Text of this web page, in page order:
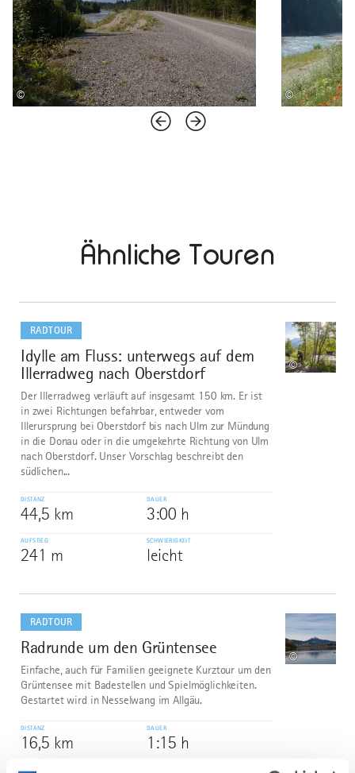
© ©
Ähnliche Touren
RADTOUR
1
Idylle am Fluss: unterwegs auf dem
Illerradweg nach Oberstdorf
©
Der Illerradweg verläuft auf insgesamt 150 km. Er ist
in zwei Richtungen befahrbar, entweder vom
Illerursprung bei Oberstdorf bis nach Ulm zur Mündung
in die Donau oder in die umgekehrte Richtung von Ulm
nach Oberstdorf. Unser Vorschlag beschreibt den
südlichen...
DISTANZ
44,5 km
DAUER
3:00 h
AUFSTIEG
241 m
SCHWIERIGKEIT
leicht
dazu
RADTOUR
2
Radrunde um den Grüntensee
©
Einfache, auch für Familien geeignete Kurztour um den
Grüntensee mit Badestellen und Spielmöglichkeiten.
Gestartet wird in Nesselwang im Allgäu.
DISTANZ
16,5 km
DAUER
1:15 h
AUFSTIEG
dazu